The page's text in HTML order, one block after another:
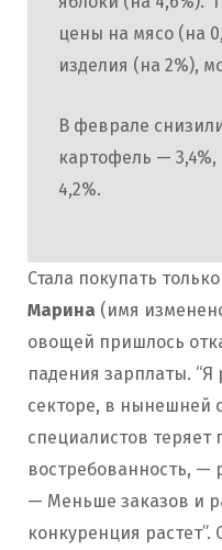
цены на мясо (на
изделия (на 2%),
В феврале
картофель — 3,4%,
4,2%.
Стала покупать
Марина (имя
овощей пришлось
падения зарплаты.
секторе, в нынешней
специалистов
востребованность, —
— Меньше заказов и
конкуренция